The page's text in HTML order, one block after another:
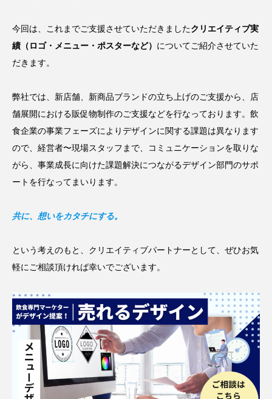
今回は、これまでご支援させていただきましたクリエイティブ実
績（ロゴ・メニュー・ポスターなど） についてご紹介させていた
だきます。
弊社では、新店舗、新商品ブランドの立ち上げのご支援から、店
舗展開における販促物制作のご支援などを行なっております。飲
食企業の事業フェーズによりデザインに関する課題は異なります
ので、経営者〜現場スタッフまで、コミュニケーションを取りな
がら、事業成長に向けた課題解決につながるデザイン部門のサポ
ートを行なってまいります。
共に、想いをカタチにする。
という考えのもと、クリエイティブパートナーとして、ぜひお気
軽にご相談頂ければ幸いでございます。